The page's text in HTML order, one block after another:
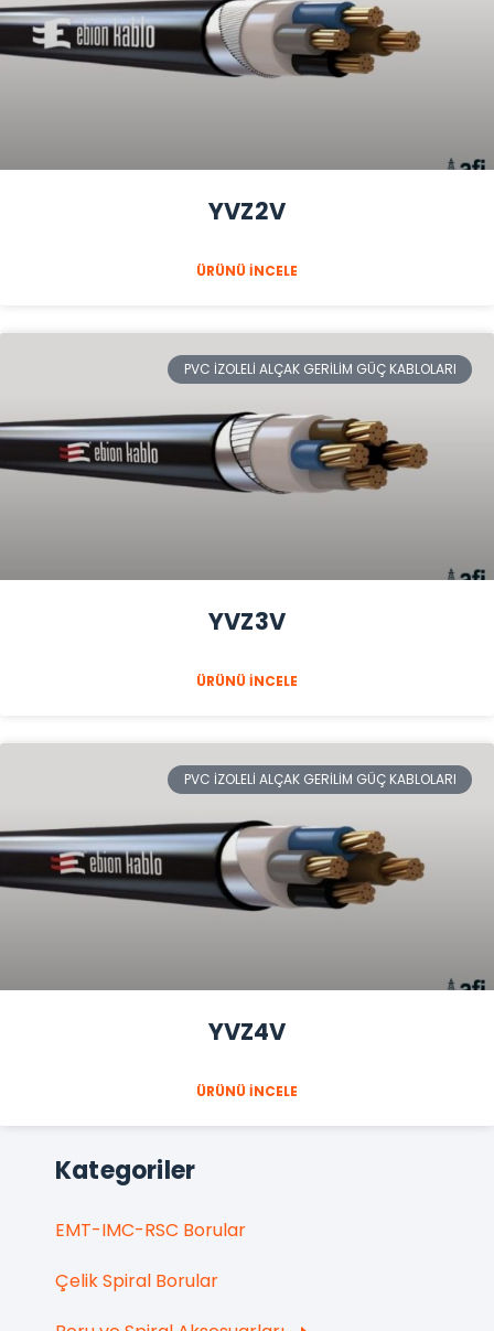
Kategoriler
EMT-IMC-RSC Borular
Çelik Spiral Borular
YVZ2V
ÜRÜNÜ İNCELE
PVC İZOLELI ALÇAK GERILIM GÜÇ KABLOLARI
YVZ3V
ÜRÜNÜ İNCELE
PVC İZOLELI ALÇAK GERILIM GÜÇ KABLOLARI
YVZ4V
ÜRÜNÜ İNCELE